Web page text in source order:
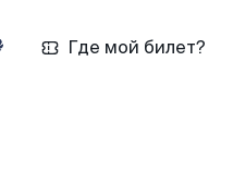
Где мой билет?